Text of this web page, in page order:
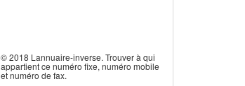
© 2018 Lannuaire-inverse. Trouver à qui
appartient ce numéro fixe, numéro mobile
et numéro de fax.